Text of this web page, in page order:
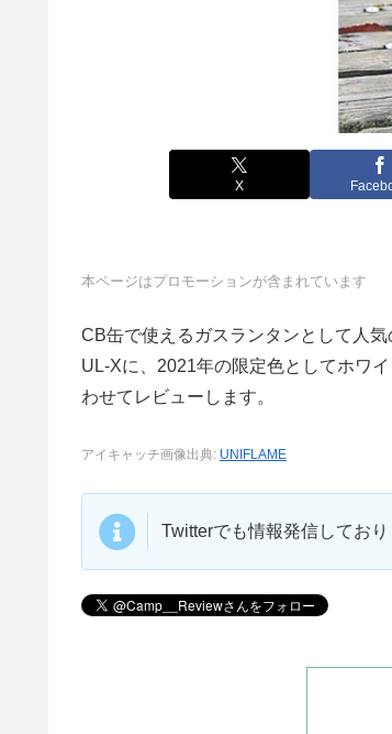
X
本ページはプロモーションが含まれています
CB缶で使えるガスランタンとして人
UL-Xに、2021年の限定色としてホワ
わせてレビューします。
アイキャッチ画像出典: UNIFLAME
Twitterでも情報発信してお